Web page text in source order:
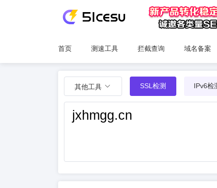
首页 测速工具 拦截查询 域名备案
其他工具 SSL检测 IPv6检